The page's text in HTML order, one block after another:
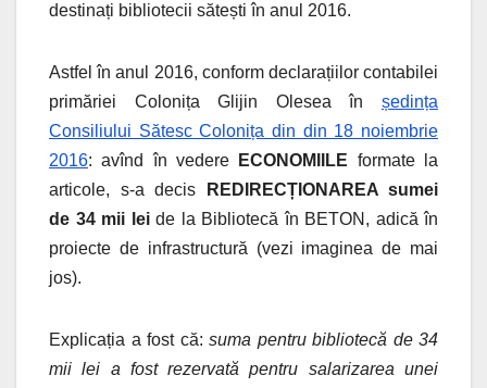
destinați bibliotecii sătești în anul 2016.
Astfel în anul 2016, conform declarațiilor contabilei
primăriei Colonița Glijin Olesea în ședința
Consiliului Sătesc Colonița din din 18 noiembrie
2016: avînd în vedere ECONOMIILE formate la
articole, s-a decis
REDIRECȚIONAREA sumei
de 34 mii leide la Bibliotecă în BETON, adică în
proiecte de infrastructură (vezi imaginea de mai
jos).
Explicația a fost că: suma pentru bibliotecă de 34
mii lei a fost rezervată pentru salarizarea unei